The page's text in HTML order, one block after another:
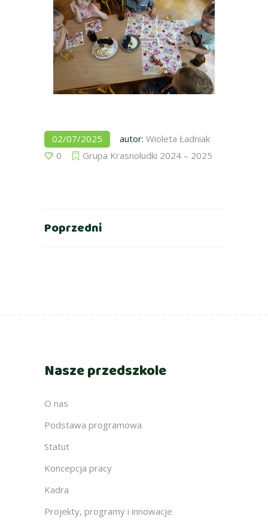
02/07/2025 autor: Wioleta Ładniak
0
Grupa Krasnoludki 2024 – 2025
Poprzedni
Nasze przedszkole
O nas
Podstawa programowa
Statut
Koncepcja pracy
Kadra
Projekty, programy i innowacje